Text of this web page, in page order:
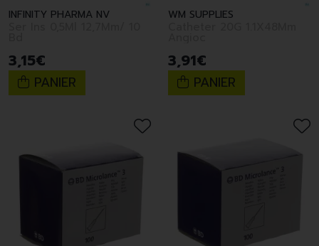
INFINITY PHARMA NV
3,15€
PANIER
WM SUPPLIES
3,91€
PANIER